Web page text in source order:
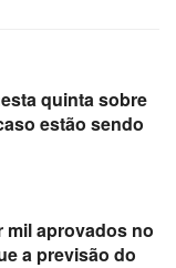
quinta sobre
estão sendo
mil aprovados no
a previsão do